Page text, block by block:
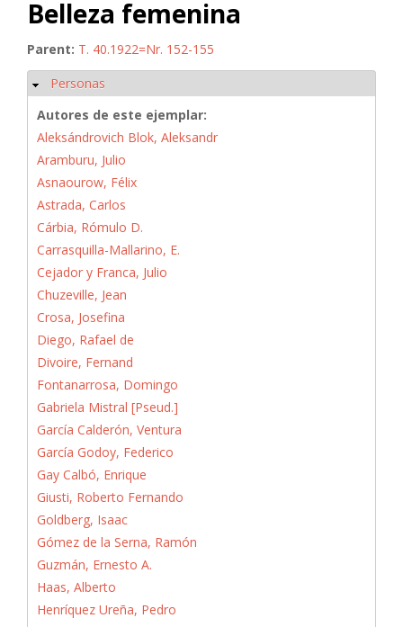
Belleza femenina
Parent: T. 40.1922=Nr. 152-155
Ocultar
Personas
Autores de este ejemplar:
Aleksándrovich Blok, Aleksandr
Aramburu, Julio
Asnaourow, Félix
Astrada, Carlos
Cárbia, Rómulo D.
Carrasquilla-Mallarino, E.
Cejador y Franca, Julio
Chuzeville, Jean
Crosa, Josefina
Diego, Rafael de
Divoire, Fernand
Fontanarrosa, Domingo
Gabriela Mistral [Pseud.]
García Calderón, Ventura
García Godoy, Federico
Gay Calbó, Enrique
Giusti, Roberto Fernando
Goldberg, Isaac
Gómez de la Serna, Ramón
Guzmán, Ernesto A.
Haas, Alberto
Henríquez Ureña, Pedro